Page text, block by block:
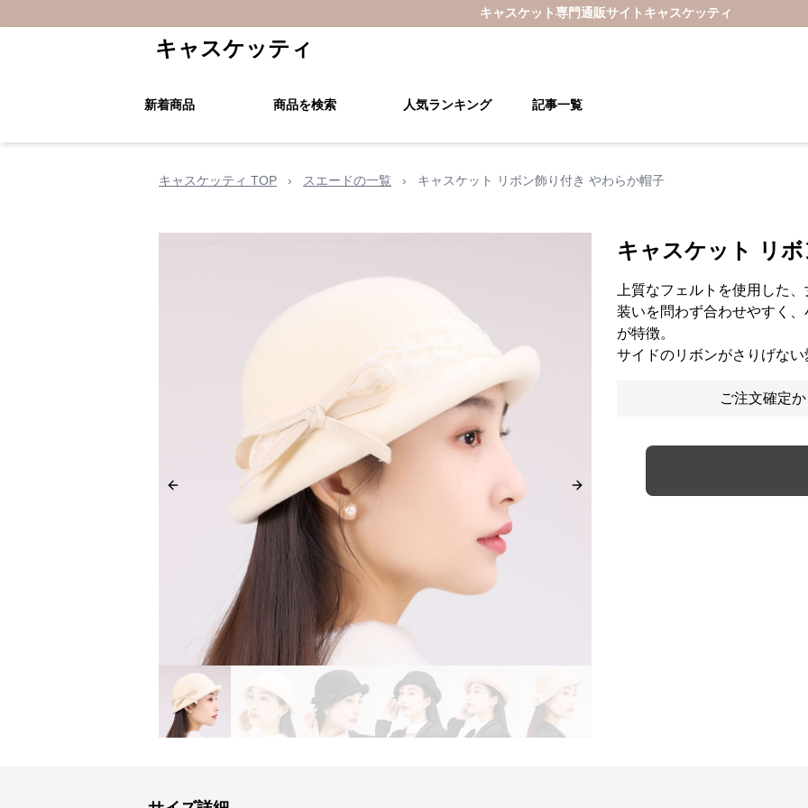
キャスケット専門通販サイト キャスケッティ
キャスケッティ
新着商品 商品を検索 人気ランキング 記事一覧
キャスケッティ TOP › スエードの一覧 › キャスケット リボン飾り付き やわらか帽子
Previous slide Next slide
キャスケット リ
上質なフェルトを使用した
装いを問わず合わせやすく
が特徴。
サイドのリボンがさりげな
ご注文確定